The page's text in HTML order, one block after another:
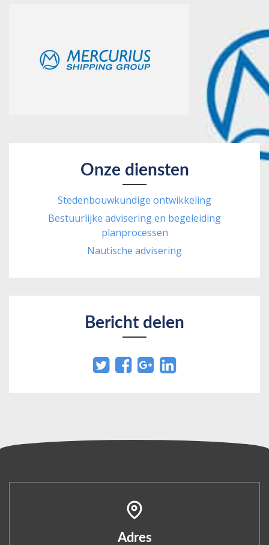
Onze diensten
Stedenbouwkundige ontwikkeling
Bestuurlijke advisering en begeleiding
planprocessen
Nautische advisering
Bericht delen
Adres